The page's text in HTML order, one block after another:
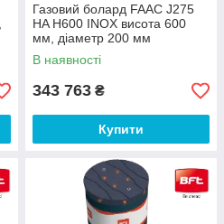
Газовий болард FAAC J275
HA H600 INOX висота 600
мм, діаметр 200 мм
В наявності
343 763 ₴
Купити